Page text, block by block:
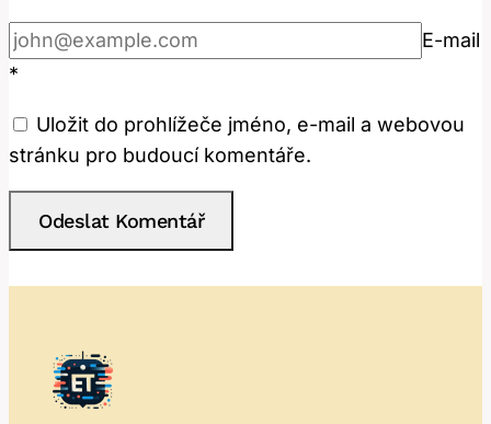
E-mail
*
Uložit do prohlížeče jméno, e-mail a webovou
stránku pro budoucí komentáře.